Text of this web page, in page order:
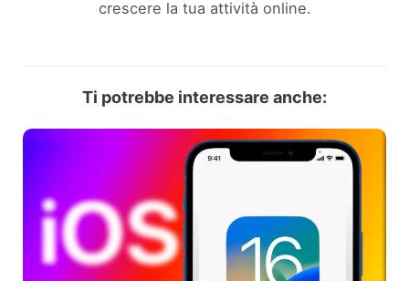
crescere la tua attività online.
Ti potrebbe interessare anche: